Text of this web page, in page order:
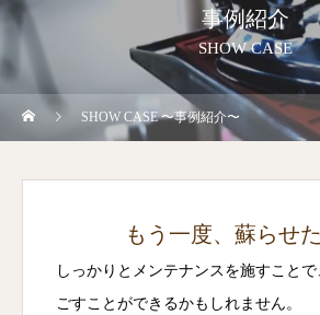
事例紹介
SHOW CASE
SHOW CASE 〜事例紹介〜
もう一度、蘇らせた
しっかりとメンテナンスを施すこと
ごすことができるかもしれません。